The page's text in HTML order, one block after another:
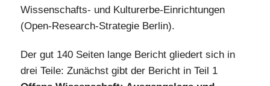
Wissenschafts- und Kulturerbe-Einrichtungen
(Open-Research-Strategie Berlin).
Der gut 140 Seiten lange Bericht gliedert sich in
drei Teile: Zunächst gibt der Bericht in Teil 1